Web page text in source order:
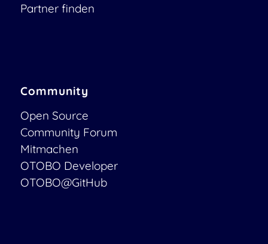
Partner finden
Community
Open Source
Community Forum
Mitmachen
OTOBO Developer
OTOBO@GitHub